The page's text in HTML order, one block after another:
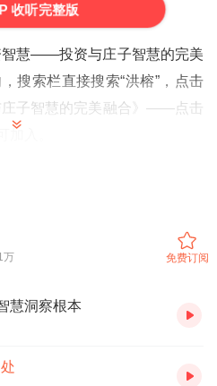
收听完整版
智慧——投资与庄子智慧的完美
搜索栏直接搜索“洪榕”， 点击
子智慧的完美融合》——点击
万 免费订阅
慧洞察根本